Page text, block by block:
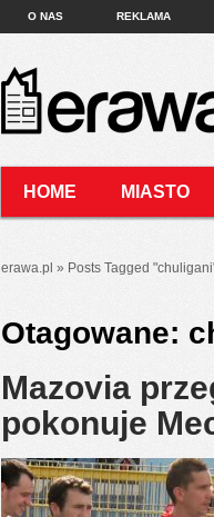
O NAS REKLAMA
HOME MIASTO
erawa.pl » Posts Tagged "
Otagowane:
Mazovia
pokonuje